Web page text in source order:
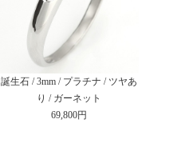
誕生石 / 3mm / プラチナ / ツヤあ
り / ガーネット
69,800円